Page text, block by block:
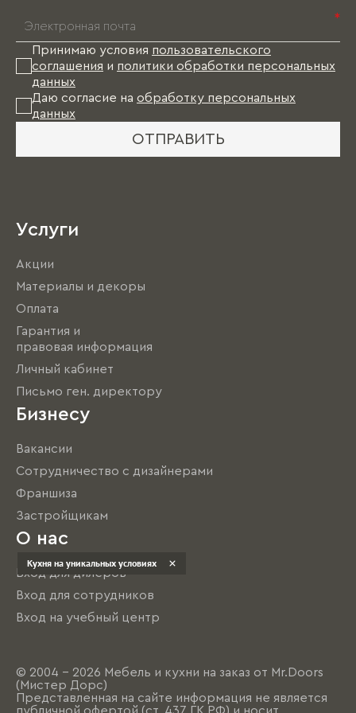
*
Принимаю условия пользовательского
соглашения и политики обработки персональных
данных
Даю согласие на обработку персональных
данных
ОТПРАВИТЬ
Услуги
Акции
Материалы и декоры
Оплата
Гарантия и
правовая информация
Личный кабинет
Письмо ген. директору
Бизнесу
Вакансии
Сотрудничество с дизайнерами
Франшиза
Застройщикам
О нас
Вход для дилеров
Вход для сотрудников
Вход на учебный центр
© 2004 - 2026 Мебель и кухни на заказ от Mr.Doors
(Мистер Дорс)
Представленная на сайте информация не является
Кухня на уникальных условиях